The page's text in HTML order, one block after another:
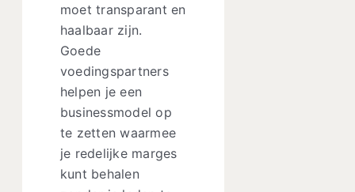
moet transparant en
haalbaar zijn.
Goede
voedingspartners
helpen je een
businessmodel op
te zetten waarmee
je redelijke marges
kunt behalen